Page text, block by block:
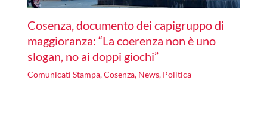
Cosenza, documento dei capigruppo di
maggioranza: “La coerenza non è uno
slogan, no ai doppi giochi”
Comunicati Stampa,Cosenza, News, Politica